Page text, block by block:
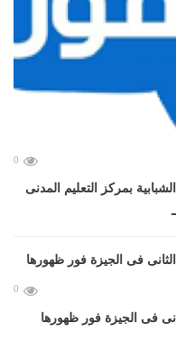
0
بمركز التعليم المدنى
0
فى الجيزة فور ظهورها